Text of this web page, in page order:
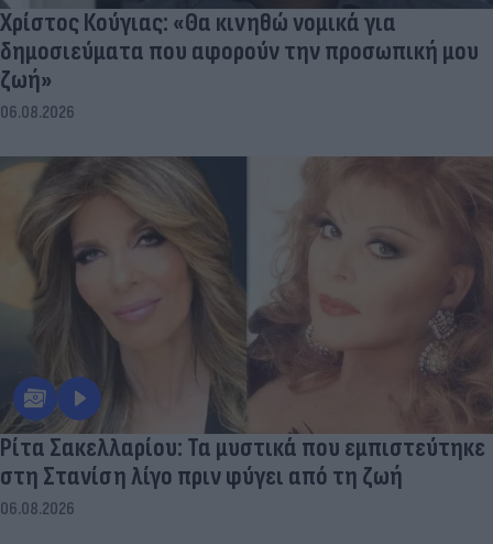
Χρίστος Κούγιας: «Θα κινηθώ νομικά για
δημοσιεύματα που αφορούν την προσωπική μου
ζωή»
06.08.2026
Ρίτα Σακελλαρίου: Τα μυστικά που εμπιστεύτηκε
στη Στανίση λίγο πριν φύγει από τη ζωή
06.08.2026